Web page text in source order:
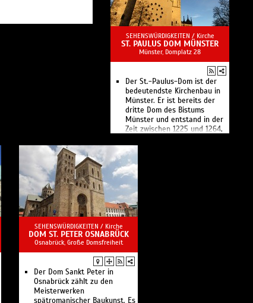
SEHENSWÜRDIGKEITEN / Kirche
ST. PAULUS DOM MÜNSTER
Münster, Domplatz 28
Der St.-Paulus-Dom ist der
bedeutendste Kirchenbau in
Münster. Er ist bereits der
dritte Dom des Bistums
Münster und entstand in der
Zeit zwischen 1225 und 1264.
SEHENSWÜRDIGKEITEN / Kirche
DOM ST. PETER OSNABRÜCK
Osnabrück, Große Domsfreiheit
Der Dom Sankt Peter in
Osnabrück zählt zu den
Meisterwerken
spätromanischer Baukunst. Es